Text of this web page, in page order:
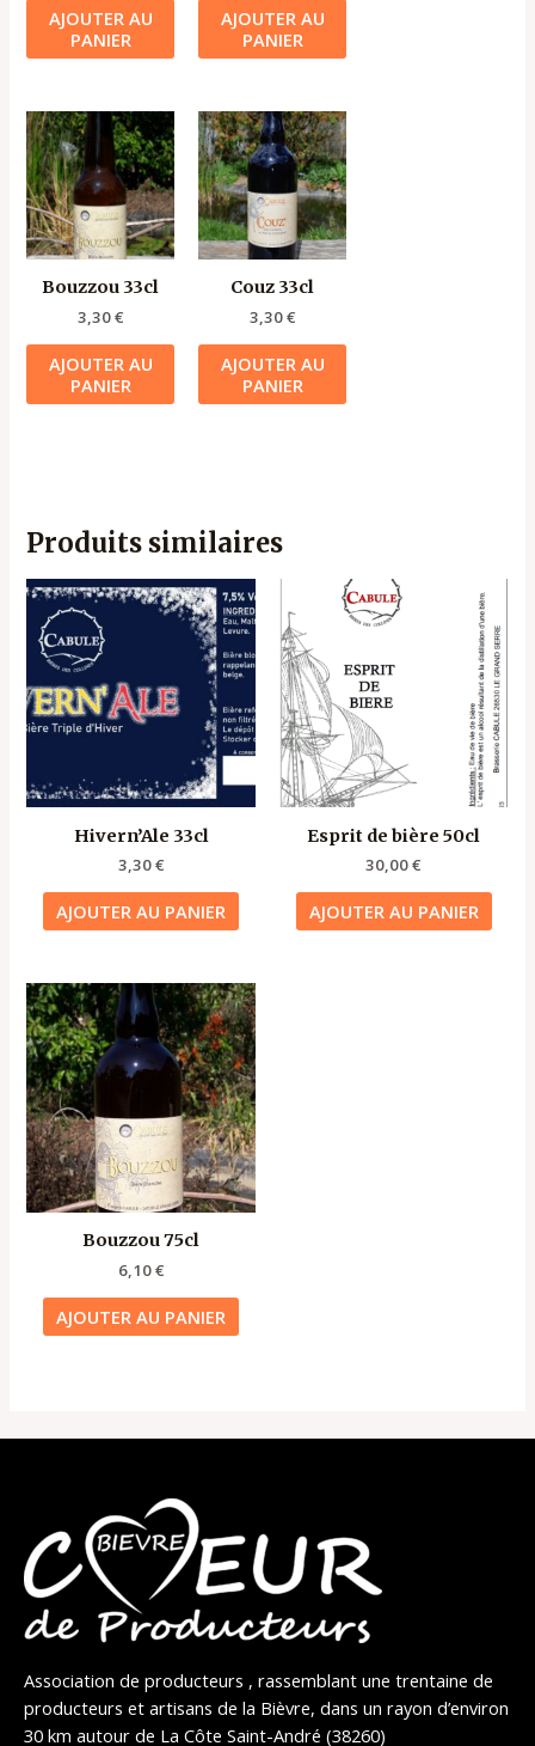
AJOUTER AU
PANIER
AJOUTER AU
PANIER
Bouzzou 33cl
3,30€
AJOUTER AU
PANIER
Couz 33cl
3,30€
AJOUTER AU
PANIER
Produits similaires
Hivern’Ale 33cl
3,30€
AJOUTER AU PANIER
Esprit de bière 50cl
30,00€
AJOUTER AU PANIER
Bouzzou 75cl
6,10€
AJOUTER AU PANIER
Association de producteurs , rassemblant une trentaine de
producteurs et artisans de la Bièvre, dans un rayon d’environ
30 km autour de La Côte Saint-André (38260)